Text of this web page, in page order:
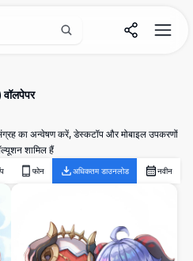
वॉलपेपर
का अन्वेषण करें, डेस्कटॉप और मोबाइल उपकरणों
शामिल हैं
फोन अधिकतम डाउनलोड नवीन